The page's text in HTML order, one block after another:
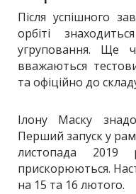
Після успішного
орбіті
угруповання. Ще
вважаються
та офіційно до
Ілону Маску
Перший запуск у
листопада
прискорюються.
на 15 та 16 лютого.